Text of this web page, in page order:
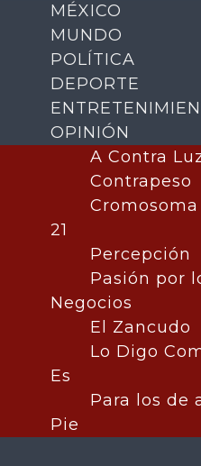
presenta
económica
salarial con
Publicado por:Juan
SONORA
14 mayo, 2026
MÉXICO
MUNDO
POLÍTICA
DEPORTE
OPINIÓN
A Contra
Contrapeso
Cromosoma
21
Percepción
Pasión por
Negocios
El Zancudo
Lo Digo
Es
Para los de
Pie